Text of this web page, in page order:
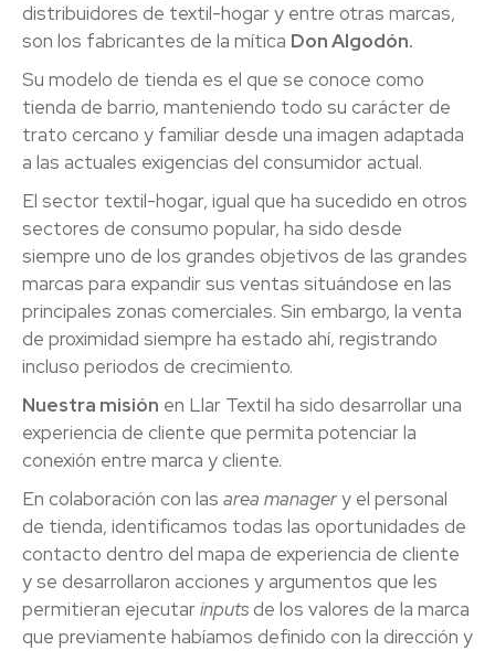
distribuidores de textil-hogar y entre otras marcas,
son los fabricantes de la mítica Don Algodón.
Su modelo de tienda es el que se conoce como
tienda de barrio, manteniendo todo su carácter de
trato cercano y familiar desde una imagen adaptada
a las actuales exigencias del consumidor actual.
El sector textil-hogar, igual que ha sucedido en otros
sectores de consumo popular, ha sido desde
siempre uno de los grandes objetivos de las grandes
marcas para expandir sus ventas situándose en las
principales zonas comerciales. Sin embargo, la venta
de proximidad siempre ha estado ahí, registrando
incluso periodos de crecimiento.
Nuestra misión en Llar Textil ha sido desarrollar una
experiencia de cliente que permita potenciar la
conexión entre marca y cliente.
En colaboración con las area managery el personal
de tienda, identificamos todas las oportunidades de
contacto dentro del mapa de experiencia de cliente
y se desarrollaron acciones y argumentos que les
permitieran ejecutarinputsde los valores de la marca
que previamente habíamos definido con la dirección y